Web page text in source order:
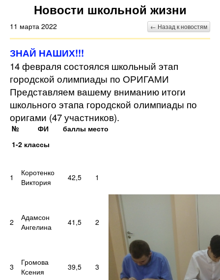
Новости школьной жизни
11 марта 2022 ← Назад к новостям
ЗНАЙ НАШИХ!!!
14 февраля состоялся школьный этап
городской олимпиады по ОРИГАМИ
Представляем вашему вниманию итоги
школьного этапа городской олимпиады по
оригами (47 участников).
№ ФИ баллы место
1-2 классы
1
Коротенко
Виктория
42,5 1
2
Адамсон
Ангелина
41,5 2
3
Громова
Ксения
39,5 3